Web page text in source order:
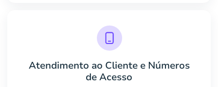
Atendimento ao Cliente e Números
de Acesso